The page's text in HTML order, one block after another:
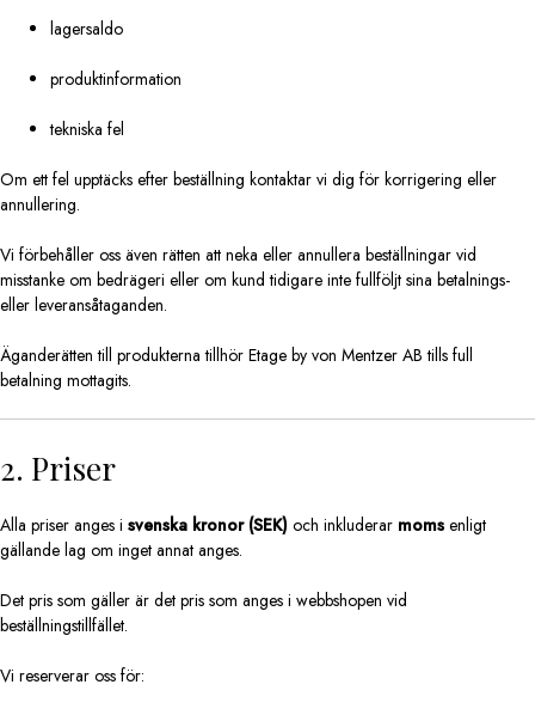
lagersaldo
produktinformation
tekniska fel
Om ett fel upptäcks efter beställning kontaktar vi dig för korrigering eller
annullering.
Vi förbehåller oss även rätten att neka eller annullera beställningar vid
misstanke om bedrägeri eller om kund tidigare inte fullföljt sina betalnings-
eller leveransåtaganden.
Äganderätten till produkterna tillhör Etage by von Mentzer AB tills full
betalning mottagits.
2. Priser
Alla priser anges i svenska kronor (SEK) och inkluderar moms enligt
gällande lag om inget annat anges.
Det pris som gäller är det pris som anges i webbshopen vid
beställningstillfället.
Vi reserverar oss för: